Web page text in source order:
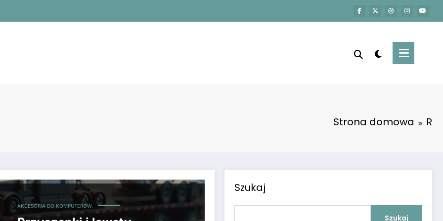
Strona domowa R
AKCESORIA DO KOMPUTERÓW.
Szukaj
Szukaj